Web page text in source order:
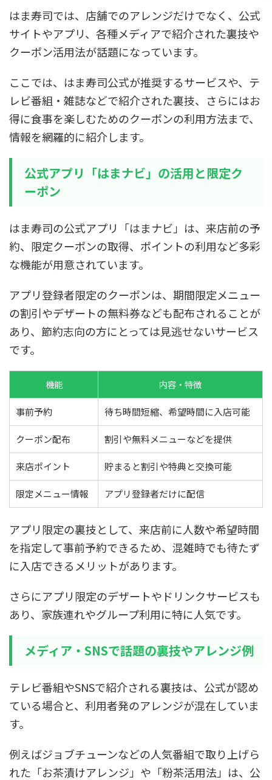
はま寿司では、店舗でのアレンジだけでなく、公式
サイトやアプリ、各種メディアで紹介された裏技や
クーポン活用法が話題になっています。
ここでは、はま寿司公式が推奨するサービスや、テ
レビ番組・雑誌などで紹介された裏技、さらにはお
得に食事を楽しむためのクーポンの利用方法まで、
情報を網羅的に紹介します。
公式アプリ「はまナビ」の活用と限定ク
ーポン
はま寿司の公式アプリ「はまナビ」は、来店前の予
約、限定クーポンの取得、ポイントの利用など多彩
な機能が用意されています。
アプリ登録者限定のクーポンは、期間限定メニュー
の割引やデザートの無料券なども配布されることが
あり、節約志向の方にとっては見逃せないサービス
です。
機能 内容・特徴
事前予約 待ち時間短縮、希望時間に入店可能
クーポン配布 割引や無料メニューなどを提供
来店ポイント 貯まると割引や特典と交換可能
限定メニュー情報 アプリ登録者だけに配信
アプリ限定の裏技として、来店前に人数や希望時間
を指定して事前予約できるため、混雑時でも待たず
に入店できるメリットがあります。
さらにアプリ限定のデザートやドリンクサービスも
あり、家族連れやグループ利用に特に人気です。
メディア・SNSで話題の裏技やアレンジ例
テレビ番組やSNSで紹介される裏技は、公式が認め
ている場合と、利用者発のアレンジが混在していま
す。
例えばジョブチューンなどの人気番組で取り上げら
れた「お茶漬けアレンジ」や「粉茶活用法」は、公